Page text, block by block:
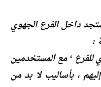
داخل الفرع الجھوي
:
للفرع ‘ مع المستخدمین
، بأسالیب لا بد من